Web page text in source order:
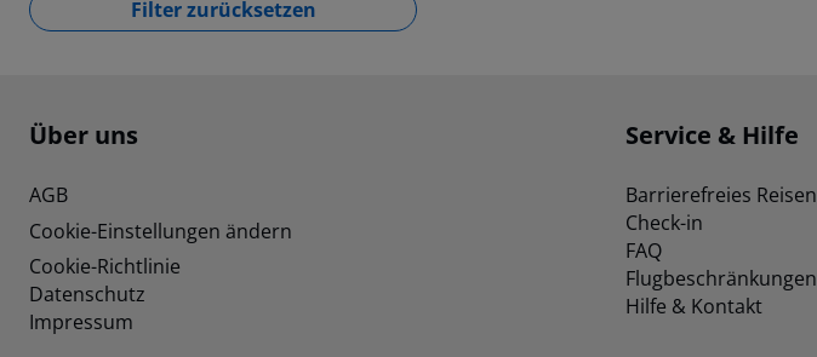
Filter zurücksetzen
Footer navigation
Über uns
AGB
Cookie-Einstellungen ändern
Cookie-Richtlinie
Datenschutz
Impressum
Service & Hilfe
Barrierefreies Reisen
Check-in
FAQ
Flugbeschränkungen
Hilfe & Kontakt